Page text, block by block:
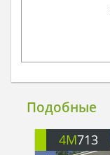
Подобные
4M713